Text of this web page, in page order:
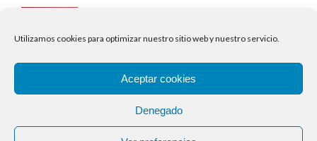
Utilizamos cookies para optimizar nuestro sitio web y nuestro servicio.
Aceptar cookies
Denegado
Sevilla. Menú Degustación Cena.
EnsaladillaWeek 2026. Semana de la Ensaladilla